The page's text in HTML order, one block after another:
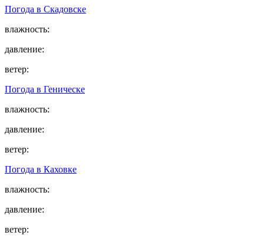
Погода в Скадовске
влажность:
давление:
ветер:
Погода в Геническе
влажность:
давление:
ветер:
Погода в Каховке
влажность:
давление:
ветер: